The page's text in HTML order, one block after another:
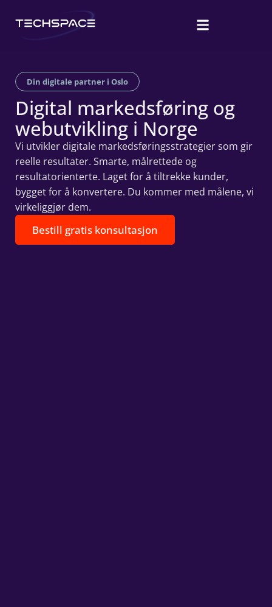
Din digitale partner i Oslo
Digital markedsføring og
webutvikling i Norge
Vi utvikler digitale markedsføringsstrategier som gir
reelle resultater. Smarte, målrettede og
resultatorienterte. Laget for å tiltrekke kunder,
bygget for å konvertere. Du kommer med målene, vi
virkeliggjør dem.
Bestill gratis konsultasjon